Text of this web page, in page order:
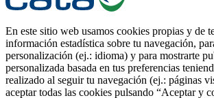
En este sitio web usamos cookies propias y de
información estadística sobre tu navegación,
personalización (ej.: idioma) y para mostrarte
personalizada basada en tus preferencias
realizado al seguir tu navegación (ej.: páginas
aceptar todas las cookies pulsando “Aceptar y